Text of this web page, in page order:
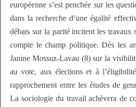
européenne s’est penchée sur les
dans la recherche d’une égalité
débats sur la parité incitent les travaux
compte le champ politique. Dès les
Janine Mossuz-Lavau (8) sur la
au vote, aux élections et à
rapprochement entre les études de
La sociologie du travail achèvera de